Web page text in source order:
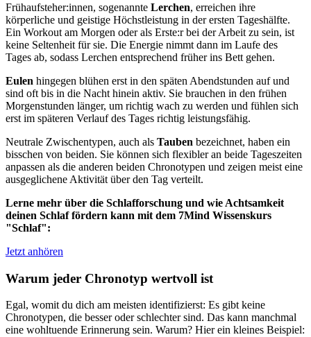
Frühaufsteher:innen, sogenannte Lerchen, erreichen ihre
körperliche und geistige Höchstleistung in der ersten Tageshälfte.
Ein Workout am Morgen oder als Erste:r bei der Arbeit zu sein, ist
keine Seltenheit für sie. Die Energie nimmt dann im Laufe des
Tages ab, sodass Lerchen entsprechend früher ins Bett gehen.
Eulen hingegen blühen erst in den späten Abendstunden auf und
sind oft bis in die Nacht hinein aktiv. Sie brauchen in den frühen
Morgenstunden länger, um richtig wach zu werden und fühlen sich
erst im späteren Verlauf des Tages richtig leistungsfähig.
Neutrale Zwischentypen, auch als Tauben bezeichnet, haben ein
bisschen von beiden. Sie können sich flexibler an beide Tageszeiten
anpassen als die anderen beiden Chronotypen und zeigen meist eine
ausgeglichene Aktivität über den Tag verteilt.
Lerne mehr über die Schlafforschung und wie Achtsamkeit
deinen Schlaf fördern kann mit dem 7Mind Wissenskurs
"Schlaf":
Jetzt anhören
Warum jeder Chronotyp wertvoll ist
Egal, womit du dich am meisten identifizierst: Es gibt keine
Chronotypen, die besser oder schlechter sind. Das kann manchmal
eine wohltuende Erinnerung sein. Warum? Hier ein kleines Beispiel: